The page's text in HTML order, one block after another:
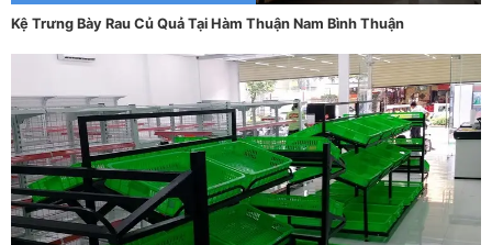
Kệ Trưng Bày Rau Củ Quả Tại Hàm Thuận Nam Bình Thuận